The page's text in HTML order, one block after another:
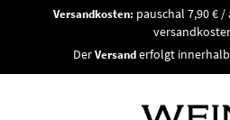
Versandkosten: pauschal 7,90 €
DerVersanderfolgt